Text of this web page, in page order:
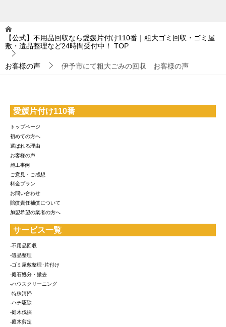
【公式】不用品回収なら愛媛片付け110番｜粗大ゴミ回収・ゴミ屋
敷・遺品整理など24時間受付中！
TOP
お客様の声 伊予市にて粗大ごみの回収 お客様の声
愛媛片付け110番
トップページ
初めての方へ
選ばれる理由
お客様の声
施工事例
ご意見・ご感想
料金プラン
お問い合わせ
賠償責任補償について
加盟希望の業者の方へ
サービス一覧
-不用品回収
-遺品整理
-ゴミ屋敷整理･片付け
-庭石処分・撤去
-ハウスクリーニング
-特殊清掃
-ハチ駆除
-庭木伐採
-庭木剪定